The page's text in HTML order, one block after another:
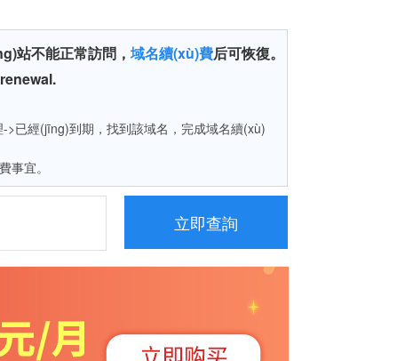
站不能正常訪問， 域名續(xù)費后可恢復。
->已經(jīng)到期，找到該域名，完成域名續(xù)
事宜。
立即查詢